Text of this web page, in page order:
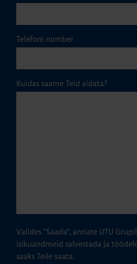
Telefoni number
Kuidas saame Teid aidata?
Valides "Saada", annate UTU
isikuandmeid salvestada ja
saaks Teile saata.